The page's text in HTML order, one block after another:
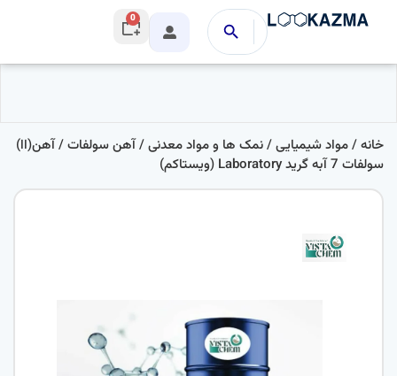
0
خانه/مواد شیمیایی/نمک ها و مواد معدنی/آهن سولفات/ آهن(اا)
سولفات 7 آبه گرید Laboratory (ویستاکم)